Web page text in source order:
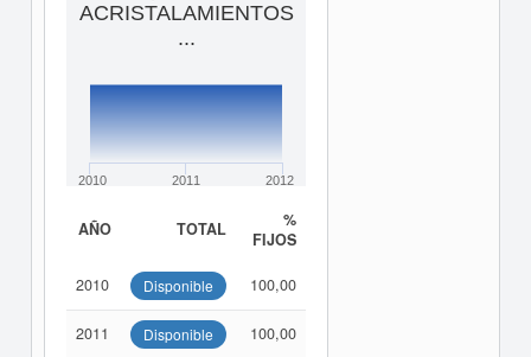
ACRISTALAMIENTOS
...
2010 2011 2012
AÑO TOTAL
%
FIJOS
2010 Disponible 100,00
2011 Disponible 100,00